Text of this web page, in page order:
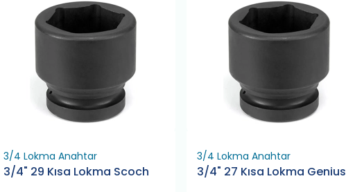
3/4 Lokma Anahtar
3/4" 29 Kısa Lokma Scoch
3/4 Lokma Anahtar
3/4" 27 Kısa Lokma Genius